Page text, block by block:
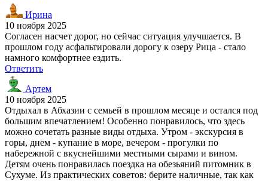
Ирина
10 ноября 2025
Согласен насчет дорог, но сейчас ситуация улучшается. В
прошлом году асфальтировали дорогу к озеру Рица - стало
намного комфортнее ездить.
Ответить
Артем
10 ноября 2025
Отдыхал в Абхазии с семьей в прошлом месяце и остался под
большим впечатлением! Особенно понравилось, что здесь
можно сочетать разные виды отдыха. Утром - экскурсия в
горы, днем - купание в море, вечером - прогулки по
набережной с вкуснейшими местными сырами и вином.
Детям очень понравилась поездка на обезьяний питомник в
Сухуме. Из практических советов: берите наличные, так как